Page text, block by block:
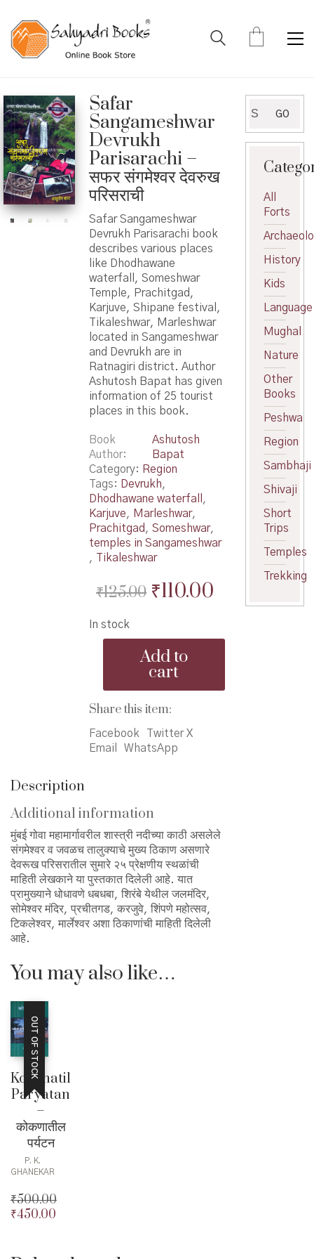
Safar
Sangameshwar
Devrukh
Parisarachi –
सफर संगमेश्वर देवरुख
परिसराची
Safar Sangameshwar
Devrukh Parisarachi book
describes various places
like Dhodhawane
waterfall, Someshwar
Temple, Prachitgad,
Karjuve, Shipane festival,
Tikaleshwar, Marleshwar
located in Sangameshwar
and Devrukh are in
Ratnagiri district. Author
Ashutosh Bapat has given
information of 25 tourist
places in this book.
Book
Author
Ashutosh
Bapat
Category: Region
Tags: Devrukh,
Dhodhawane waterfall
,
Karjuve, Marleshwar,
Prachitgad , Someshwar,
temples in Sangameshwar
, Tikaleshwar
₹125.00 Original
was:
₹125.00.
₹110.00Current
price
is:
In stock
Sangameshwar
Parisarachi
-
संगमेश्वर
देवरुख
Add to
cart
Share this item:
Facebook
Twitter X
Email
WhatsApp
Description
Additional information
मुंबई गोवा महामार्गावरील शास्त्री नदीच्या काठी असलेले
संगमेश्वर व जवळच तालुक्याचे मुख्य ठिकाण असणारे
देवरूख परिसरातील सुमारे २५ प्रेक्षणीय स्थळांची
माहिती लेखकाने या पुस्तकात दिलेली आहे. यात
प्रामुख्याने धोधावणे धबधबा, शिरंबे येथील जलमंदिर,
सोमेश्वर मंदिर, प्रचीतगड, करजुवे, शिंपणे महोत्सव,
टिकलेश्वर, मार्लेश्वर अशा ठिकाणांची माहिती दिलेली
आहे.
You may also like…
OUT OF STOCK
Kokanatil
Paryatan
–
कोकणातील
पर्यटन
P. K.
GHANEKAR
₹500.00
Original
₹450.00
for:
GO
All
Forts
History
Kids
Language
Mughal
Nature
Other
Books
Peshwa
Region
Sambhaji
Shivaji
Short
Trips
Temples
Trekking